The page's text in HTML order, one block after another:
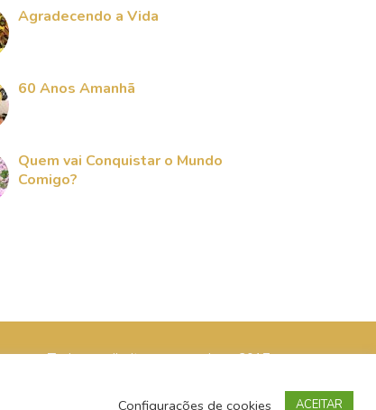
Agradecendo a Vida
60 Anos Amanhã
Quem vai Conquistar o Mundo
Comigo?
Todos os direitos reservados - 2017
Configurações de cookies ACEITAR